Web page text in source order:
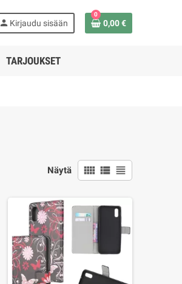
person Kirjaudu sisään
0
0,00 €
TARJOUKSET
Näytä view_comfy view_list view_headline